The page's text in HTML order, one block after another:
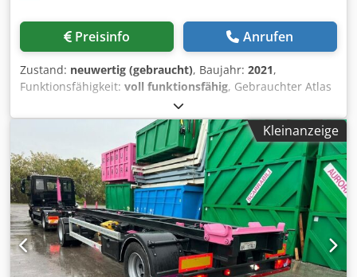
Preisinfo Anrufen
Zustand: neuwertig (gebraucht), Baujahr: 2021,
Funktionsfähigkeit: voll funktionsfähig, Gebrauchter Atlas
Copco FD310 Kältetrockner Dodpezkvbpofx Acbock 6,48
m3/min 14 bar Baujahr 2021
Kleinanzeige